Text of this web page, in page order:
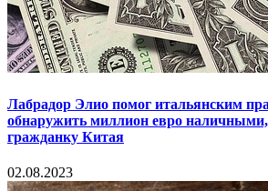
Лабрадор Элио помог итальянским
обнаружить миллион евро
гражданку Китая
02.08.2023